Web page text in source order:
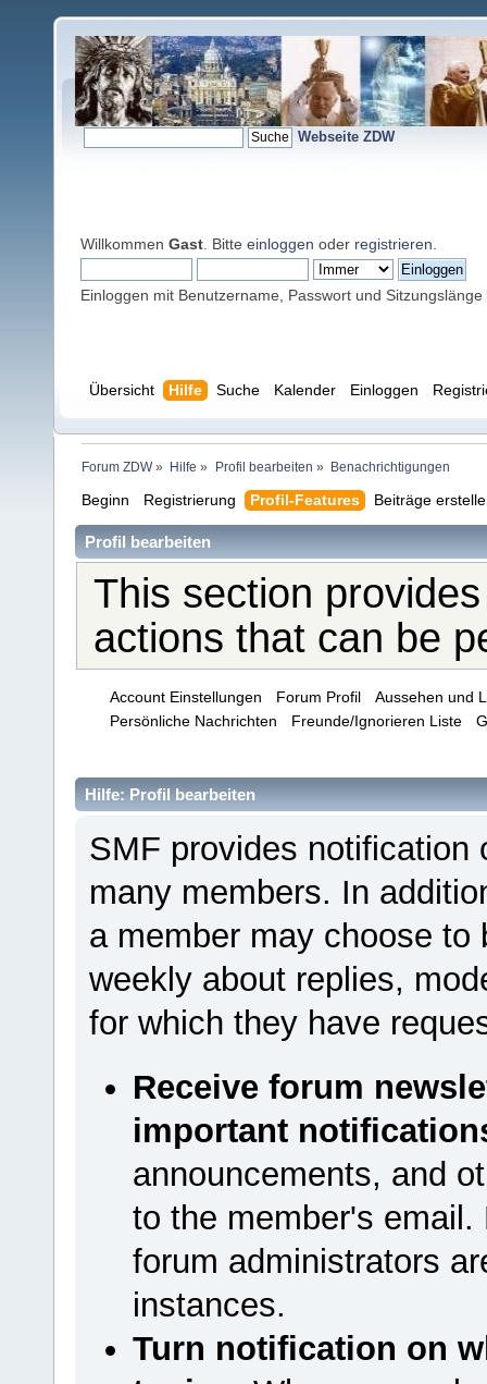
Webseite ZDW
Willkommen Gast . Bitte einloggen oder registrieren
Einloggen mit Benutzername, Passwort und Sitzungslänge
Übersicht Hilfe Suche Kalender Einloggen
Forum ZDW» Hilfe » Profil bearbeiten » Benachrichtigungen
Beginn Registrierung Profil-Features Beiträge
Profil bearbeiten
This section
actions that can be
Account Einstellungen Forum Profil
Aussehen und
Persönliche Nachrichten
Freunde/Ignorieren Liste
Hilfe: Profil bearbeiten
SMF provides notification
many members. In
a member may choose to
weekly about replies,
for which they have
Receive forum
important
announcements, and
to the member's
forum administrators
instances.
Turn notification on